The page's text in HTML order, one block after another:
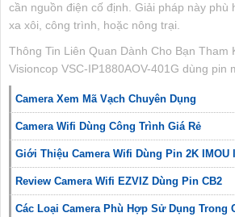
cần nguồn điện cố định. Giải pháp này phù
xa xôi, công trình, hoặc nông trại.
Thông Tin Liên Quan Dành Cho Bạn Tham
Visioncop VSC-IP1880AOV-401G dùng pin
Camera Xem Mã Vạch Chuyên Dụng
Camera Wifi Dùng Công Trình Giá Rẻ
Giới Thiệu Camera Wifi Dùng Pin 2K IMOU
Review Camera Wifi EZVIZ Dùng Pin CB2
Các Loại Camera Phù Hợp Sử Dụng Trong